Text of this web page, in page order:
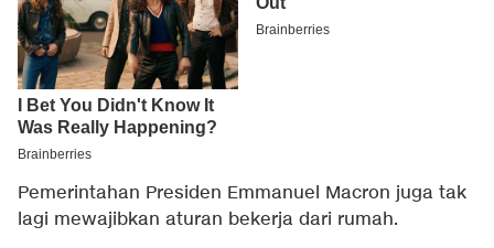
Pemerintahan Presiden Emmanuel Macron juga tak
lagi mewajibkan aturan bekerja dari rumah.